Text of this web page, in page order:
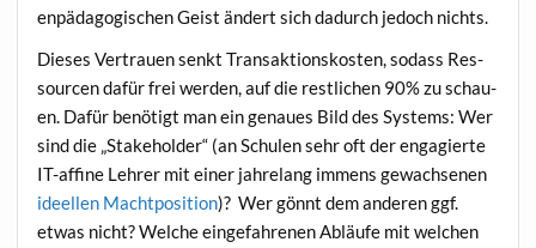
en­päd­ago­gi­schen Geist ändert sich dadurch jedoch nichts.
Die­ses Ver­trau­en senkt Trans­ak­ti­ons­kos­ten, sodass Res­
sour­cen dafür frei wer­den, auf die rest­li­chen 90% zu schau­
en. Dafür benö­tigt man ein genau­es Bild des Sys­tems: Wer
sind die „Stake­hol­der“ (an Schu­len sehr oft der enga­gier­te
IT-affi­ne Leh­rer mit einer jah­re­lang immens gewach­se­nen
ideel­len Macht­po­si­ti­on)? Wer gönnt dem ande­ren ggf.
etwas nicht? Wel­che ein­ge­fah­re­nen Abläu­fe mit wel­chen